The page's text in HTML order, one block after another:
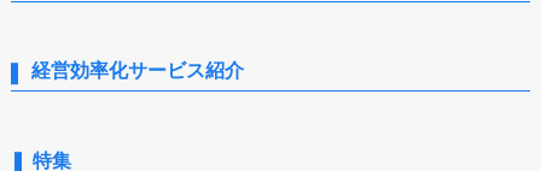
経営効率化サービス紹介
特集